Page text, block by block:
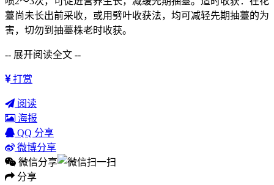
薹尚未长出前采收，或用劈叶收获法，均可减轻先期抽薹的为
害，切勿到抽薹株老时收获。
-- 展开阅读全文 --
打赏
阅读
海报
QQ 分享
微博分享
微信分享
分享